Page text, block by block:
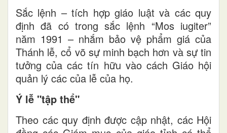
Sắc lệnh – tích hợp giáo luật và các quy
định đã có trong sắc lệnh “Mos iugiter”
năm 1991 – nhắm bảo vệ phẩm giá của
Thánh lễ, cổ võ sự minh bạch hơn và sự tin
tưởng của các tín hữu vào cách Giáo hội
quản lý các của lễ của họ.
Ý lễ "tập thể"
Theo các quy định được cập nhật, các Hội